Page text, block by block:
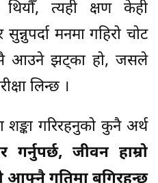
त्यही क्षण केही
मनमा गहिरो चोट
आउने झट्का हो, जसले
लिन्छ ।
शङ्का गरिरहनुको कुनै अर्थ
गर्नुपर्छ, जीवन हाम्रो
आफ्नै गतिमा बगिरहन्छ